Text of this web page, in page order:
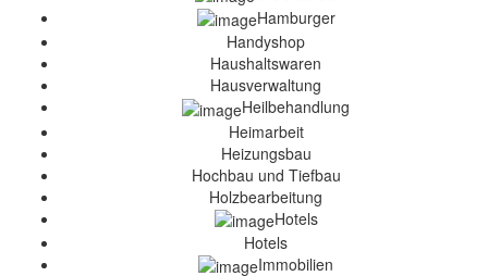
Hamburger
Handyshop
Haushaltswaren
Hausverwaltung
Heilbehandlung
Heimarbeit
Heizungsbau
Hochbau und Tiefbau
Holzbearbeitung
Hotels
Hotels
Immobilien